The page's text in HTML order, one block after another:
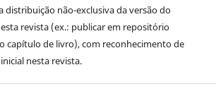
distribuição não-exclusiva da versão do
revista (ex.: publicar em repositório
capítulo de livro), com reconhecimento de
nesta revista.